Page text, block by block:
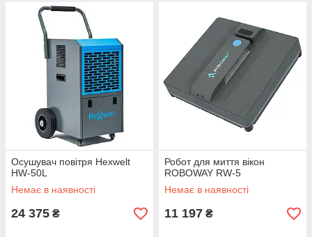
Осушувач повітря Hexwelt
HW-50L
Немає в наявності
24 375 ₴
Робот для миття вікон
ROBOWAY RW-5
Немає в наявності
11 197 ₴